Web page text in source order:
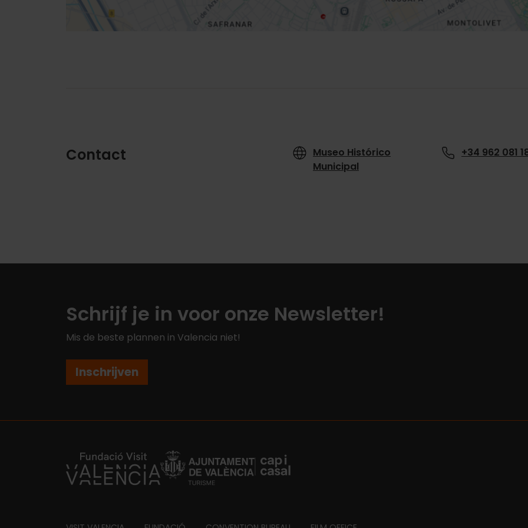
Contact
Museo Histórico
Municipal
+34 962 081
Schrijf je in voor onze Newsletter!
Mis de beste plannen in Valencia niet!
Inschrijven
https://fundacion.visitvalencia.com/